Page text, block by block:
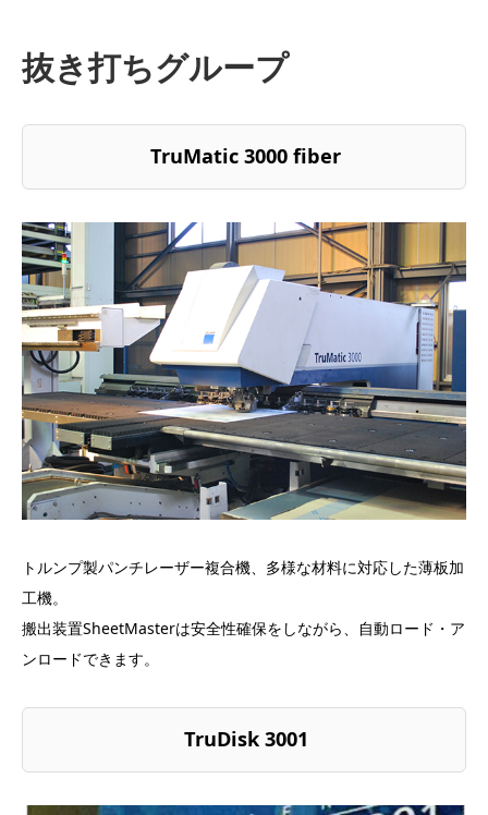
抜き打ちグループ
TruMatic 3000 fiber
トルンプ製パンチレーザー複合機、多様な材料に対応した薄板加
工機。
搬出装置SheetMasterは安全性確保をしながら、自動ロード・ア
ンロードできます。
TruDisk 3001